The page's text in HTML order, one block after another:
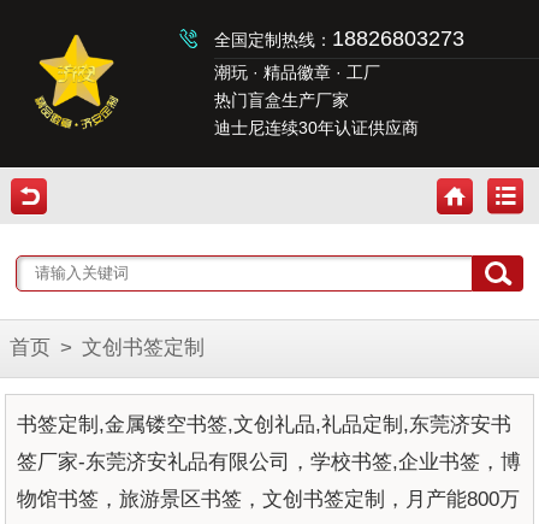
全国定制热线： 18826803273
潮玩 · 精品徽章 · 工厂
热门盲盒生产厂家
迪士尼连续30年认证供应商
首页 > 文创书签定制
书签定制,金属镂空书签,文创礼品,礼品定制,东莞济安书
签厂家-东莞济安礼品有限公司，学校书签,企业书签，博
物馆书签，旅游景区书签，文创书签定制，月产能800万